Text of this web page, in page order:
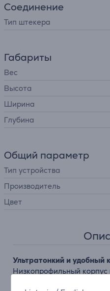
Соединение
Тип штекера
Габариты
Вес
Высота
Ширина
Глубина
Общий параметр
Тип устройства
Производитель
Цвет
Ультратонкий и удобный
Низкопрофильный